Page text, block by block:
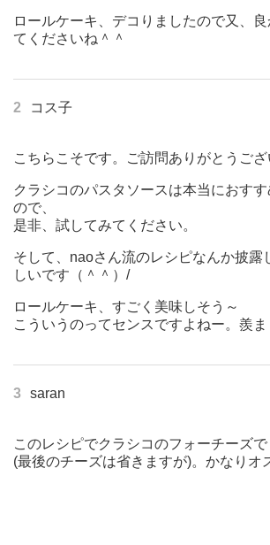
ロールケーキ、デコりましたので又、
てくださいね＾＾
2 コス子
こちらこそです。ご訪問ありがとうござ
クラシコのパスタソースは本当におす
ので、
是非、試してみてください。
そして、naoさん流のレシピなんか披露
しいです（＾＾）/
ロールケーキ、すごく美味しそう～
こういうのってセンスですよねー。羨ま
3 saran
このレシピでクラシコのフォーチーズ
(最後のチーズは省きますが)。かなりオ